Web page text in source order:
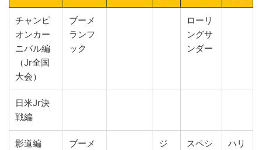
チャンピ
オンカー
ニバル編
（Jr全国
大会）
ブーメ
ランフ
ック
ローリ
ングサ
ンダー
日米Jr決
戦編
影道編
ブーメ
ジ
スペシ
ハリ